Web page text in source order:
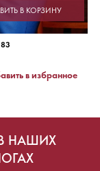
В КОРЗИНУ
в избранное
НАШИХ